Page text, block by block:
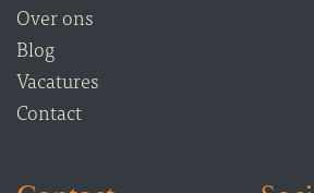
Over ons
Blog
Vacatures
Contact